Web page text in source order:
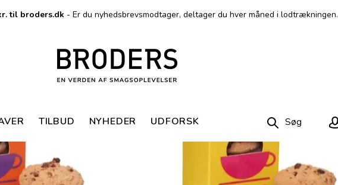
til broders.dk - Er du nyhedsbrevsmodtager, deltager du hver måned i lodtrækningen.
TILBUD NYHEDER UDFORSK Søg